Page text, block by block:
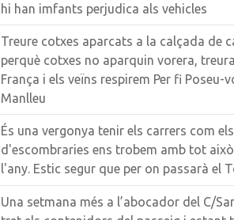
hi han imfants perjudica als vehicles
Treure cotxes aparcats a la calçada de
perquè cotxes no aparquin vorera,
França i els veïns respirem Per fi
Manlleu
És una vergonya tenir els carrers com
d'escombraries ens trobem amb tot
l'any. Estic segur que per on passarà el
Una setmana més a l’abocador del C/